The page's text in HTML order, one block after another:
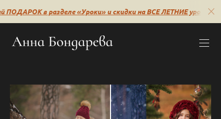
в разделе «Уроки» и скидки на ВСЕ ЛЕТНИЕ уроки🔥